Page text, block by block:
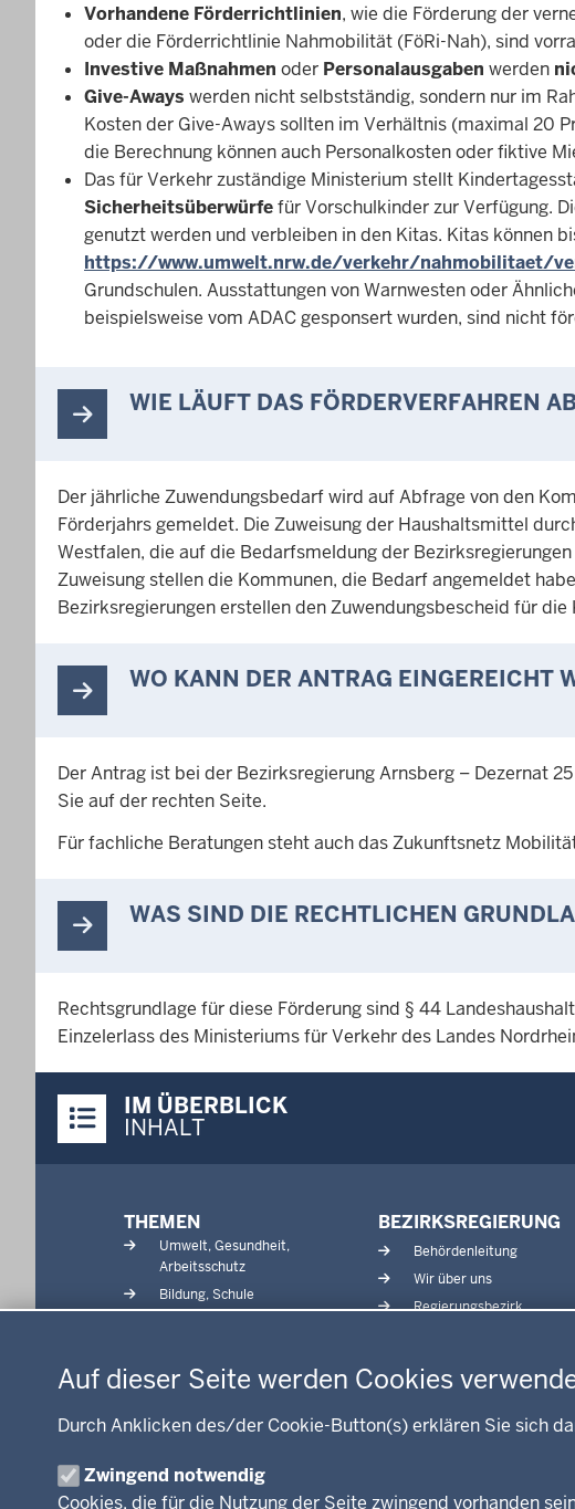
Auf dieser Seite werden Cookies
Durch Anklicken des/der Cookie-Button(s) erklären Sie sich
Zwingend notwendig
Cookies, die für die Nutzung der Seite zwingend vorhanden
Vorhandene Förderrichtlinien, wie die Förderung der
oder die Förderrichtlinie Nahmobilität (FöRi-Nah), sind
Investive Maßnahmen oder Personalausgaben werden
Give-Aways werden nicht selbstständig, sondern nur im
Kosten der Give-Aways sollten im Verhältnis (maximal 20
die Berechnung können auch Personalkosten oder fiktive
Das für Verkehr zuständige Ministerium stellt
Sicherheitsüberwürfefür Vorschulkinder zur Verfügung.
genutzt werden und verbleiben in den Kitas. Kitas können
https://www.umwelt.nrw.de/verkehr/nahmobilitaet/
Grundschulen. Ausstattungen von Warnwesten oder
beispielsweise vom ADAC gesponsert wurden, sind nicht
WIE LÄUFT DAS FÖRDERVERFAHREN
Der jährliche Zuwendungsbedarf wird auf Abfrage von den
Förderjahrs gemeldet. Die Zuweisung der Haushaltsmittel
Westfalen, die auf die Bedarfsmeldung der
Zuweisung stellen die Kommunen, die Bedarf angemeldet
Bezirksregierungen erstellen den Zuwendungsbescheid für die
WO KANN DER ANTRAG EINGEREICHT
Der Antrag ist bei der Bezirksregierung Arnsberg – Dezernat
Sie auf der rechten Seite.
Für fachliche Beratungen steht auch das Zukunftsnetz
WAS SIND DIE RECHTLICHEN
Rechtsgrundlage für diese Förderung sind § 44
Einzelerlass des Ministeriums für Verkehr des Landes
Inhalte
IM ÜBERBLICK
INHALT
THEMEN
Umwelt, Gesundheit,
Arbeitsschutz
Bildung, Schule
Kommunalaufsicht, Planung,
Energie, Bergbau
Kultur, Sport
Recht, Ordnung
Förderportal, Wirtschaft
BEZIRKSREGIERUNG
Behördenleitung
Wir über uns
Regierungsbezirk